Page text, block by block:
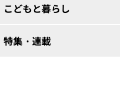
こどもと暮らし
特集・連載